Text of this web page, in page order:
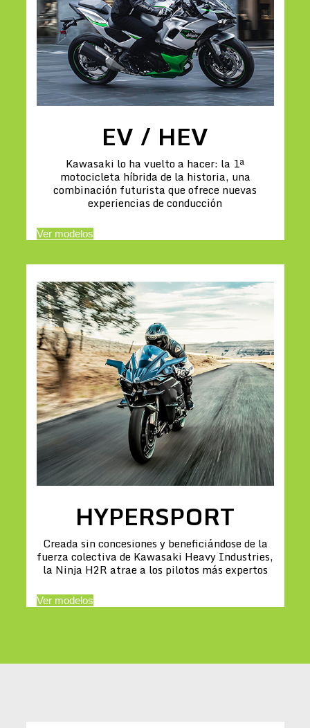
EV / HEV
Kawasaki lo ha vuelto a hacer: la 1ª
motocicleta híbrida de la historia, una
combinación futurista que ofrece nuevas
experiencias de conducción
Ver modelos
HYPERSPORT
Creada sin concesiones y beneficiándose de la
fuerza colectiva de Kawasaki Heavy Industries,
la Ninja H2R atrae a los pilotos más expertos
Ver modelos